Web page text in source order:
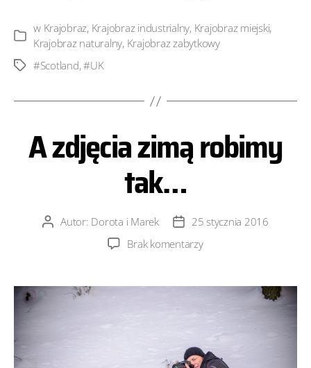
Kategorie
w Krajobraz, Krajobraz industrialny, Krajobraz miejski,
Krajobraz naturalny, Krajobraz zabytkowy
Tagi #Scotland,#UK
A zdjęcia zimą robimy
tak…
AutorAutor: Dorota i Marek
Data
wpisu
25 stycznia 2016
Brak komentarzydo
robimy